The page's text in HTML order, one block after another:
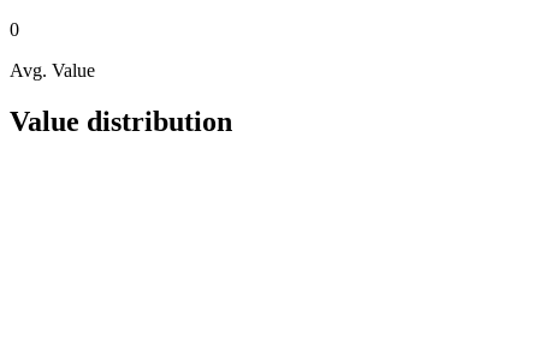
0
Avg. Value
Value distribution